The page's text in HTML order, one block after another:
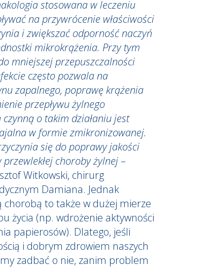
stosowana w leczeniu
na przywrócenie właściwości
i zwiększać odporność naczyń
mikrokrążenia. Przy tym
mniejszej przepuszczalności
często pozwala na
zapalnego, poprawę krążenia
przepływu żylnego
czynną o takim działaniu jest
w formie zmikronizowanej.
się do poprawy jakości
choroby żylnej–
Witkowski, chirurg
Damiana. Jednak
to także w dużej mierze
życia (np. wdrożenie aktywności
papierosów). Dlatego, jeśli
i dobrym zdrowiem naszych
zadbać o nie, zanim problem